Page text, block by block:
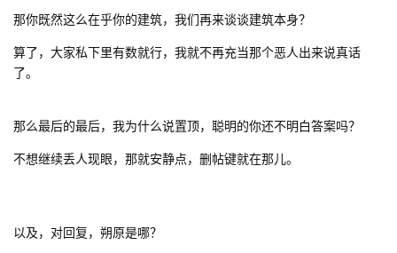
那你既然这么在乎你的建筑，我们再来谈谈建筑本身？
算了，大家私下里有数就行，我就不再充当那个恶人出来说真话
了。
那么最后的最后，我为什么说置顶，聪明的你还不明白答案吗？
不想继续丢人现眼，那就安静点，删帖键就在那儿。
以及，对回复，朔原是哪？